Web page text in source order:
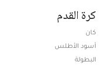
كرة القدم
كان
أسود الأطلس
البطولة